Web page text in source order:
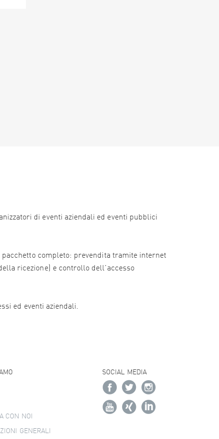
di eventi aziendali ed eventi pubblici
completo: prevendita tramite internet
ricezione) e controllo dell'accesso
ed eventi aziendali.
CON NOI
GENERALI
SOCIAL MEDIA